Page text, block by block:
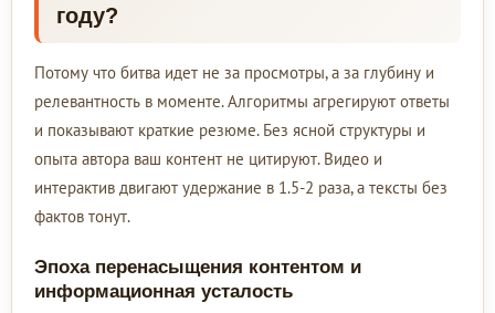
году?
Потому что битва идет не за просмотры, а за глубину и
релевантность в моменте. Алгоритмы агрегируют ответы
и показывают краткие резюме. Без ясной структуры и
опыта автора ваш контент не цитируют. Видео и
интерактив двигают удержание в 1.5-2 раза, а тексты без
фактов тонут.
Эпоха перенасыщения контентом и
информационная усталость